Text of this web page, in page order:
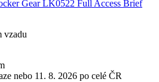
Gear LK0522 Full Access Brief
vzadu
nebo 11. 8. 2026 po celé ČR